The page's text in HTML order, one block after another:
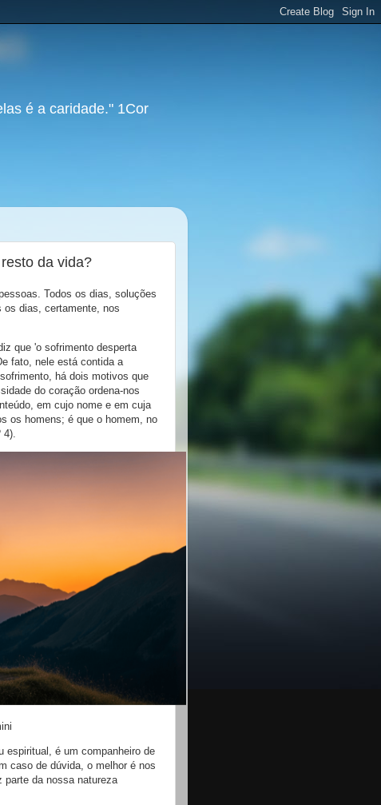
é a caridade." 1Cor
da vida?
Todos os dias, soluções
os dias, certamente, nos
que 'o sofrimento desperta
fato, nele está contida a
há dois motivos que
do coração ordena-nos
em cujo nome e em cuja
os homens; é que o homem, no
4).
espiritual, é um companheiro de
caso de dúvida, o melhor é nos
parte da nossa natureza